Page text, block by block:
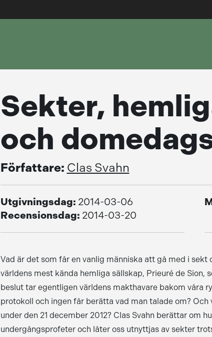
Sekter,
och
Författare: Clas Svahn
Utgivningsdag: 2014-03-06
Recensionsdag: 2014-03-20
Vad är det som får en vanlig människa att gå med i
världens mest kända hemliga sällskap, Prieuré de Sion,
beslut tar egentligen världens makthavare bakom våra
protokoll och ingen får berätta vad man talade om?
under den 21 december 2012? Clas Svahn berättar om
undergångsprofeter och låter oss utnyttjas av sekter